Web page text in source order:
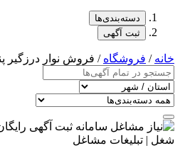
دسته‌بندی‌ها
ثبت آگهی
خانه/ فروشگاه/ فروش نوار درزگیر